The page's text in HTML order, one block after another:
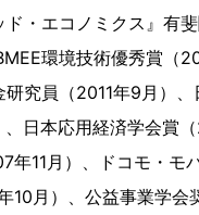
ド・エコノミクス』有
環境技術優秀賞（
研究員（2011年9月）
日本応用経済学会賞（
年11月）、ドコモ・モ
10月）、公益事業学会